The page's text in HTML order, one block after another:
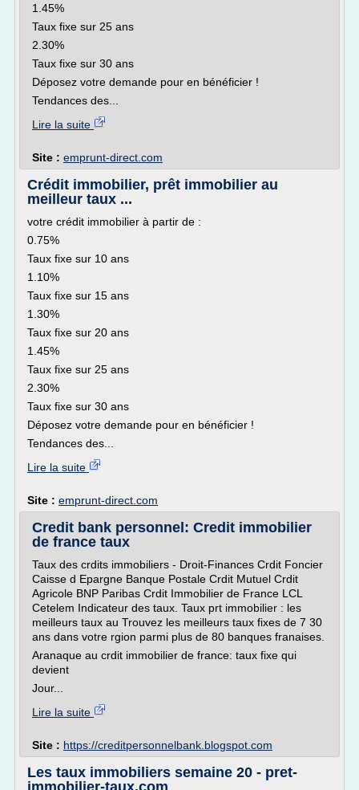
1.45%
Taux fixe sur 25 ans
2.30%
Taux fixe sur 30 ans
Déposez votre demande pour en bénéficier !
Tendances des...
Lire la suite
Site : emprunt-direct.com
Crédit immobilier, prêt immobilier au
meilleur taux ...
votre crédit immobilier à partir de :
0.75%
Taux fixe sur 10 ans
1.10%
Taux fixe sur 15 ans
1.30%
Taux fixe sur 20 ans
1.45%
Taux fixe sur 25 ans
2.30%
Taux fixe sur 30 ans
Déposez votre demande pour en bénéficier !
Tendances des...
Lire la suite
Site : emprunt-direct.com
Credit bank personnel: Credit immobilier
de france taux
Taux des crdits immobiliers - Droit-Finances Crdit Foncier
Caisse d Epargne Banque Postale Crdit Mutuel Crdit
Agricole BNP Paribas Crdit Immobilier de France LCL
Cetelem Indicateur des taux. Taux prt immobilier : les
meilleurs taux au Trouvez les meilleurs taux fixes de 7 30
ans dans votre rgion parmi plus de 80 banques franaises.
Aranaque au crdit immobilier de france: taux fixe qui
devient
Jour...
Lire la suite
Site : https://creditpersonnelbank.blogspot.com
Les taux immobiliers semaine 20 - pret-
immobilier-taux.com